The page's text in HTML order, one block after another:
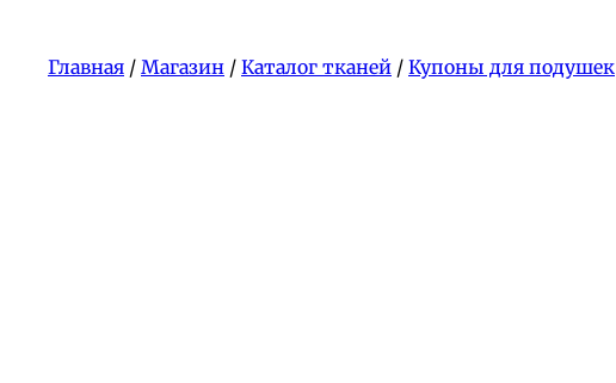
Главная / Магазин / Каталог тканей / Купоны для подушек